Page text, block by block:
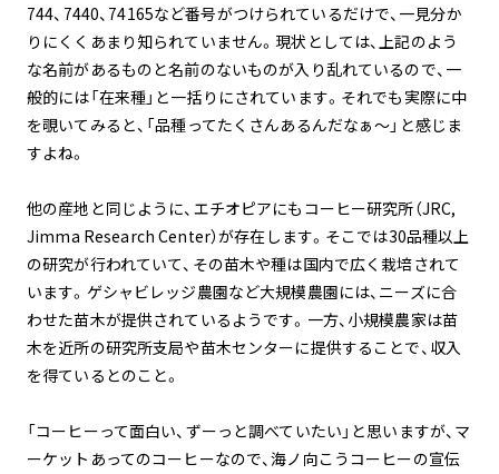
744、7440、74165など番号がつけられているだけで、一見分か
りにくくあまり知られていません。現状としては、上記のよう
な名前があるものと名前のないものが入り乱れているので、一
般的には「在来種」と一括りにされています。それでも実際に中
を覗いてみると、「品種ってたくさんあるんだなぁ〜」と感じま
すよね。
他の産地と同じように、エチオピアにもコーヒー研究所（JRC,
Jimma Research Center）が存在します。そこでは30品種以上
の研究が行われていて、その苗木や種は国内で広く栽培されて
います。ゲシャビレッジ農園など大規模農園には、ニーズに合
わせた苗木が提供されているようです。一方、小規模農家は苗
木を近所の研究所支局や苗木センターに提供することで、収入
を得ているとのこと。
「コーヒーって面白い、ずーっと調べていたい」と思いますが、マ
ーケットあってのコーヒーなので、海ノ向こうコーヒーの宣伝